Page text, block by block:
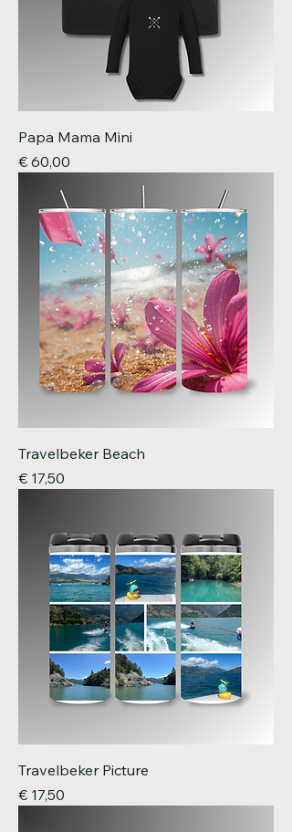
Papa Mama Mini
Prijs
€ 60,00
Travelbeker Beach
Prijs
€ 17,50
Travelbeker Picture
Prijs
€ 17,50